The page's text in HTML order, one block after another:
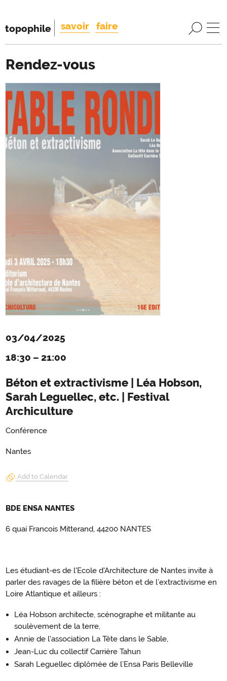
topophile savoir faire
Rendez-vous
03/04/2025
18:30 – 21:00
Béton et extractivisme | Léa Hobson,
Sarah Leguellec, etc. | Festival
Archiculture
Conférence
Nantes
Add to Calendar
BDE ENSA NANTES
6 quai Francois Mitterand, 44200 NANTES
Les étudiant-es de l'Ecole d'Architecture de Nantes invite à
parler des ravages de la filière béton et de l’extractivisme en
Loire Atlantique et ailleurs :
Léa Hobson architecte, scénographe et militante au
soulèvement de la terre,
Annie de l'association La Tête dans le Sable,
Jean-Luc du collectif Carrière Tahun
Sarah Leguellec diplômée de l’Ensa Paris Belleville